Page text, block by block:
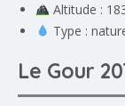
Altitude :
Type :
Le Gour